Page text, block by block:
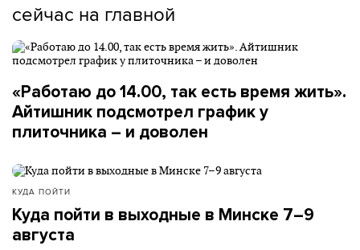
сейчас на главной
«Работаю до 14.00, так есть время жить».
Айтишник подсмотрел график у
плиточника – и доволен
КУДА ПОЙТИ
Куда пойти в выходные в Минске 7–9
августа